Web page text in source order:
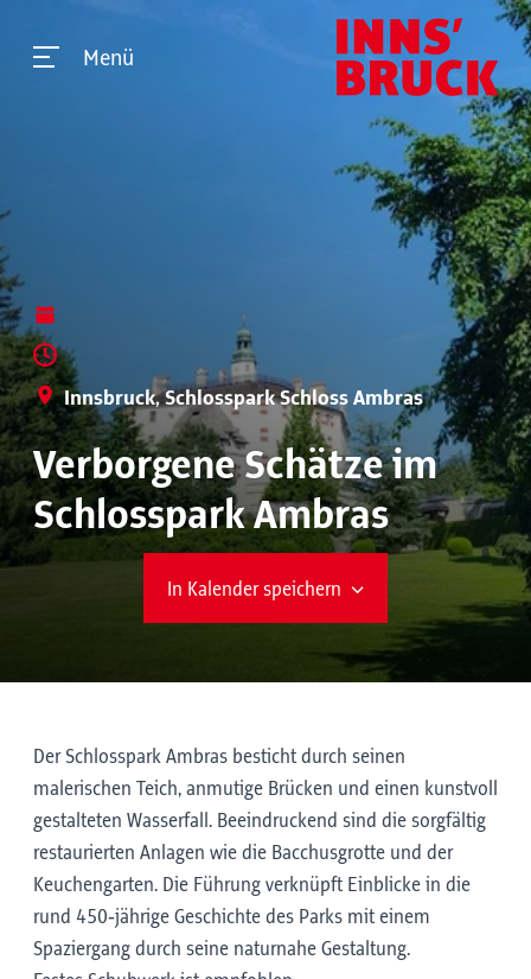
Menü
Innsbruck, Schlosspark Schloss Ambras
Verborgene Schätze im
Schlosspark Ambras
In Kalender speichern
Der Schlosspark Ambras besticht durch seinen
malerischen Teich, anmutige Brücken und einen kunstvoll
gestalteten Wasserfall. Beeindruckend sind die sorgfältig
restaurierten Anlagen wie die Bacchusgrotte und der
Keuchengarten. Die Führung verknüpft Einblicke in die
rund 450‑jährige Geschichte des Parks mit einem
Spaziergang durch seine naturnahe Gestaltung.